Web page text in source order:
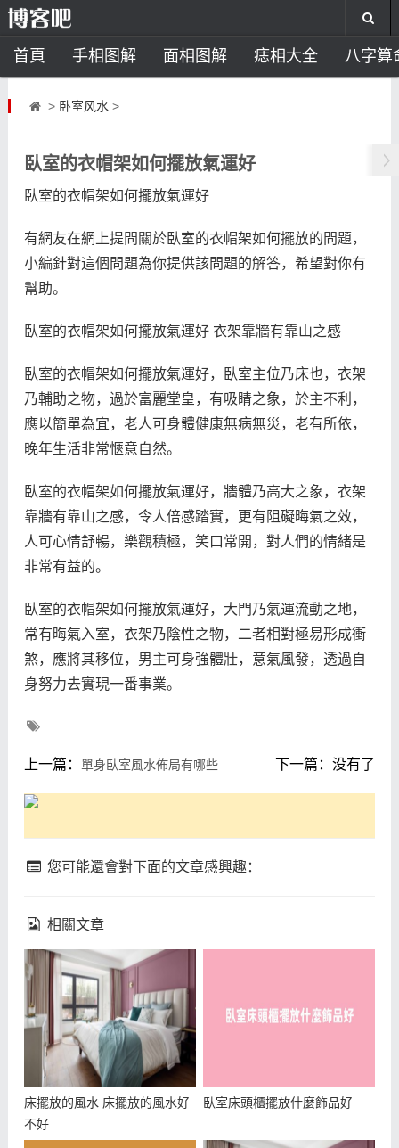
首頁 手相图解 面相图解 痣相大全 八字算
风水开运 助运饰品
> 卧室风水 >
臥室的衣帽架如何擺放氣運好
臥室的衣帽架如何擺放氣運好
有網友在網上提問關於臥室的衣帽架如何擺放的問題，
小編針對這個問題為你提供該問題的解答，希望對你有
幫助。
臥室的衣帽架如何擺放氣運好 衣架靠牆有靠山之感
臥室的衣帽架如何擺放氣運好，臥室主位乃床也，衣架
乃輔助之物，過於富麗堂皇，有吸睛之象，於主不利，
應以簡單為宜，老人可身體健康無病無災，老有所依，
晚年生活非常愜意自然。
臥室的衣帽架如何擺放氣運好，牆體乃高大之象，衣架
靠牆有靠山之感，令人倍感踏實，更有阻礙晦氣之效，
人可心情舒暢，樂觀積極，笑口常開，對人們的情緒是
非常有益的。
臥室的衣帽架如何擺放氣運好，大門乃氣運流動之地，
常有晦氣入室，衣架乃陰性之物，二者相對極易形成衝
煞，應將其移位，男主可身強體壯，意氣風發，透過自
身努力去實現一番事業。
上一篇： 單身臥室風水佈局有哪些 下一篇：没有了
您可能還會對下面的文章感興趣：
相關文章
床擺放的風水 床擺放的風水好
不好
臥室床頭櫃擺放什麼飾品好